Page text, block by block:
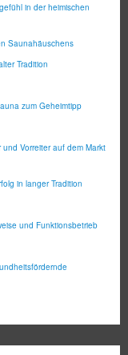
in der heimischen
Saunahäuschens
Tradition
zum Geheimtipp
Vorreiter auf dem Markt
in langer Tradition
und Funktionsbetrieb